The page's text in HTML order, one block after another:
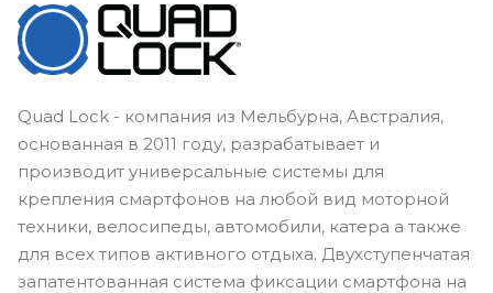
Quad Lock - компания из Мельбурна, Австралия,
основанная в 2011 году, разрабатывает и
производит универсальные системы для
крепления смартфонов на любой вид моторной
техники, велосипеды, автомобили, катера а также
для всех типов активного отдыха. Двухступенчатая
запатентованная система фиксации смартфона на